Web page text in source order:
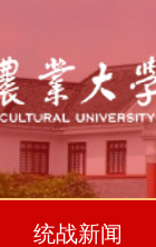
统战新闻